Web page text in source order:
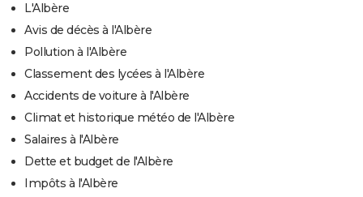
L'Albère
Avis de décès à l'Albère
Pollution à l'Albère
Classement des lycées à l'Albère
Accidents de voiture à l'Albère
Climat et historique météo de l'Albère
Salaires à l'Albère
Dette et budget de l'Albère
Impôts à l'Albère